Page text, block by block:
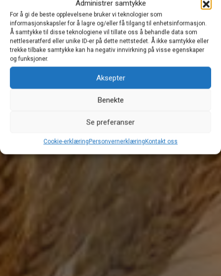
Administrer samtykke
For å gi de beste opplevelsene bruker vi teknologier som
informasjonskapsler for å lagre og/eller få tilgang til enhetsinformasjon.
Å samtykke til disse teknologiene vil tillate oss å behandle data som
nettleseratferd eller unike ID-er på dette nettstedet. Å ikke samtykke eller
trekke tilbake samtykke kan ha negativ innvirkning på visse egenskaper
og funksjoner.
Aksepter
Benekte
Se preferanser
Cookie-erklæringPersonvernerklæringKontakt oss